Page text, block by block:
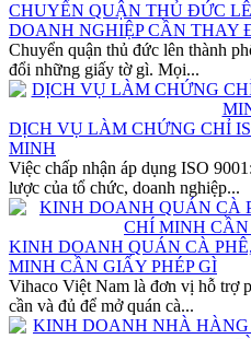
CHUYỂN QUẬN THỦ ĐỨC
DOANH NGHIỆP CẦN THAY
Chuyển quận thủ đức lên thành
đổi những giấy tờ gì. Mọi...
DỊCH VỤ LÀM CHỨNG CHỈ
MINH
Việc chấp nhận áp dụng ISO
lược của tổ chức, doanh nghiệp...
KINH DOANH QUÁN CÀ
MINH CẦN GIẤY PHÉP GÌ
Vihaco Việt Nam là đơn vị hỗ trợ
cần và đủ để mở quán cà...